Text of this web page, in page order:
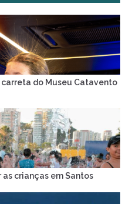
do Museu Catavento
crianças em Santos